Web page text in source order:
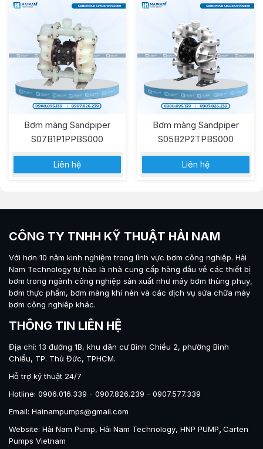
Bơm màng Sandpiper
S07B1P1PPBS000
Liên hệ
Bơm màng Sandpiper
S05B2P2TPBS000
Liên hệ
CÔNG TY TNHH KỸ THUẬT HẢI NAM
Với hơn 10 năm kinh nghiệm trong lĩnh vực bơm công nghiệp. Hải
Nam Technologytự hào là nhà cung cấp hàng đầu về các thiết bị
bơm trong ngành công nghiệp sản xuất như máy bơm thùng phuy,
bơm thực phẩm, bơm màng khí nén và các dịch vụ sửa chữa máy
bơm công nghiêp khác.
THÔNG TIN LIÊN HỆ
Địa chỉ: 13 đường 1B, khu dân cư Bình Chiểu 2, phường Bình
Chiểu, TP. Thủ Đức, TPHCM.
Hỗ trợ kỹ thuật 24/7
Hotline: 0906.016.339 - 0907.826.239 - 0907.577.339
Email: Hainampumps@gmail.com
Website: Hải Nam Pump, Hải Nam Technology, HNP PUMP, Carten
Pumps Vietnam